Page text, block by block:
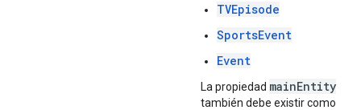
TVEpisode
SportsEvent
Event
La propiedad mainEntity
también debe existir como